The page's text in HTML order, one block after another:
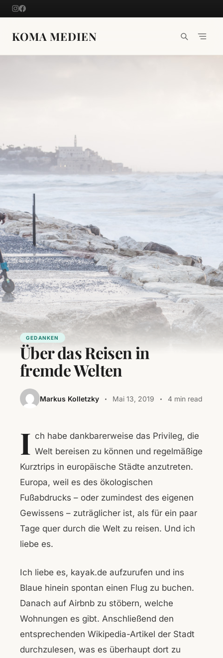
Skip
to
content
KOMA MEDIEN
GEDANKEN
Über das Reisen in
fremde Welten
Markus Kolletzky Mai 13, 2019 4 min read
I ch habe dankbarerweise das Privileg, die
Welt bereisen zu können und regelmäßige
Kurztrips in europäische Städte anzutreten.
Europa, weil es des ökologischen
Fußabdrucks – oder zumindest des eigenen
Gewissens – zuträglicher ist, als für ein paar
Tage quer durch die Welt zu reisen. Und ich
liebe es.
Ich liebe es, kayak.de aufzurufen und ins
Blaue hinein spontan einen Flug zu buchen.
Danach auf Airbnb zu stöbern, welche
Wohnungen es gibt. Anschließend den
entsprechenden Wikipedia-Artikel der Stadt
durchzulesen, was es überhaupt dort zu